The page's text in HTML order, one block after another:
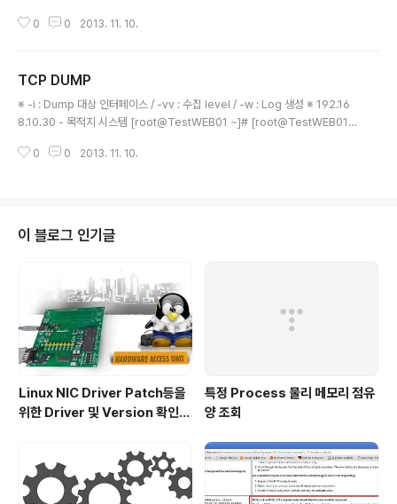
"txqueuelen 10000" /etc/rc.d/rc.local || echo -e "ifconfig | grep e
-node01 perl]# [root@s-node01 per..
0 0 2013. 11. 10.
TCP DUMP
※ -i : Dump 대상 인터페이스 / -vv : 수집 level / -w : Log 생성 ※ 192.16
8.10.30 - 목적지 시스템 [root@TestWEB01 ~]# [root@TestWEB01
e +%Y%m%d_%H%M%S`.log tcpdump: listening on eth0, link-ty
0 0 2013. 11. 10.
이 블로그 인기글
Linux NIC Driver Patch등을
위한 Driver 및 Version 확인하
특정 Process 물리 메모리 점유
양 조회